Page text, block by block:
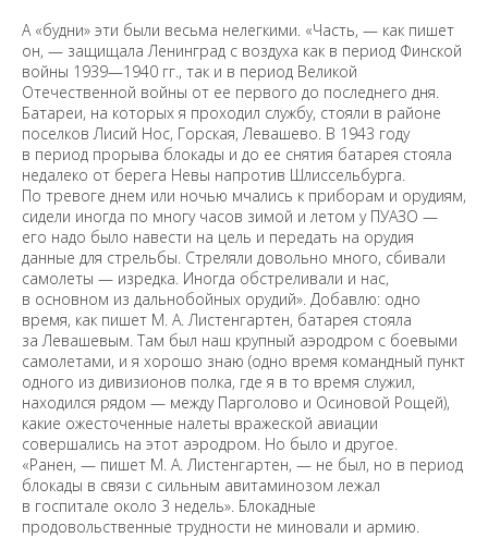
А «будни» эти были весьма нелегкими. «Часть, — как пишет
он, — защищала Ленинград с воздуха как в период Финской
войны 1939—1940 гг., так и в период Великой
Отечественной войны от ее первого до последнего дня.
Батареи, на которых я проходил службу, стояли в районе
поселков Лисий Нос, Горская, Левашево. В 1943 году
в период прорыва блокады и до ее снятия батарея стояла
недалеко от берега Невы напротив Шлиссельбурга.
По тревоге днем или ночью мчались к приборам и орудиям,
сидели иногда по многу часов зимой и летом у ПУАЗО —
его надо было навести на цель и передать на орудия
данные для стрельбы. Стреляли довольно много, сбивали
самолеты — изредка. Иногда обстреливали и нас,
в основном из дальнобойных орудий». Добавлю: одно
время, как пишет М. А. Листенгартен, батарея стояла
за Левашевым. Там был наш крупный аэродром с боевыми
самолетами, и я хорошо знаю (одно время командный пункт
одного из дивизионов полка, где я в то время служил,
находился рядом — между Парголово и Осиновой Рощей),
какие ожесточенные налеты вражеской авиации
совершались на этот аэродром. Но было и другое.
«Ранен, — пишет М. А. Листенгартен, — не был, но в период
блокады в связи с сильным авитаминозом лежал
в госпитале около 3 недель». Блокадные
продовольственные трудности не миновали и армию.